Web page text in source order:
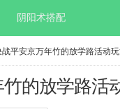
阴阳术搭配
平安京万年竹的放学路活动
的放学路活